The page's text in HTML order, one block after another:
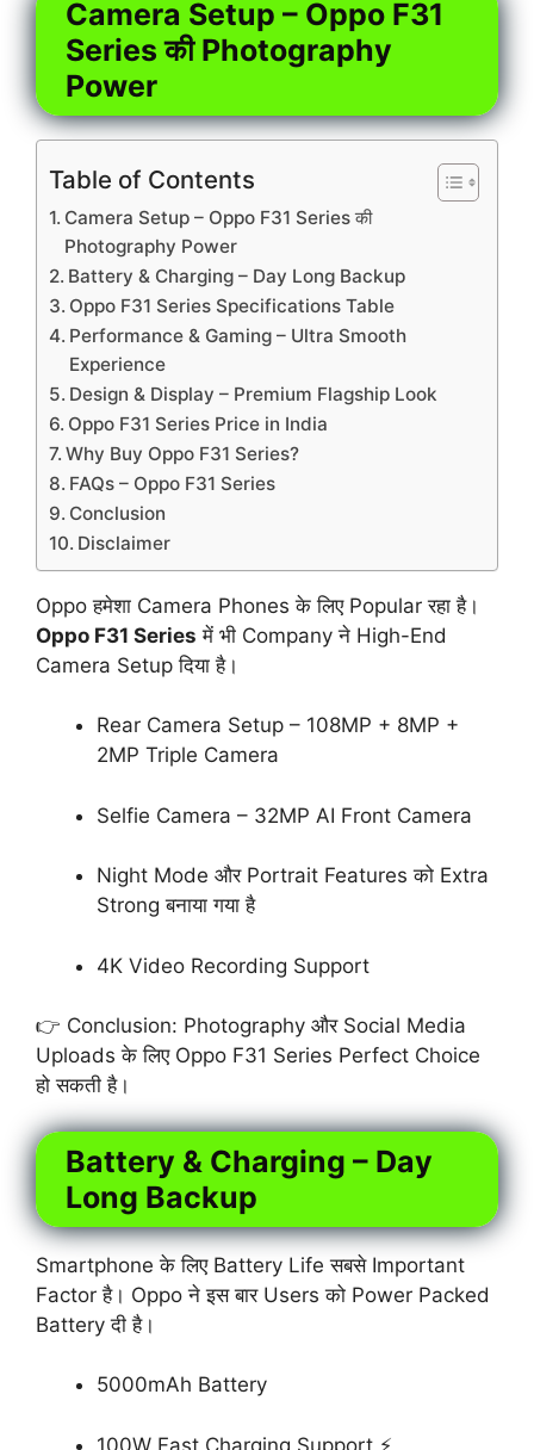
Camera Setup – Oppo F31
Series की Photography
Power
Table of Contents
Camera Setup – Oppo F31 Series की
Photography Power
Battery & Charging – Day Long Backup
Oppo F31 Series Specifications Table
Performance & Gaming – Ultra Smooth
Experience
Design & Display – Premium Flagship Look
Oppo F31 Series Price in India
Why Buy Oppo F31 Series?
FAQs – Oppo F31 Series
Conclusion
Disclaimer
Oppo हमेशा Camera Phones के लिए Popular रहा है।
Oppo F31 Series में भी Company ने High-End
Camera Setup दिया है।
Rear Camera Setup – 108MP + 8MP +
2MP Triple Camera
Selfie Camera – 32MP AI Front Camera
Night Mode और Portrait Features को Extra
Strong बनाया गया है
4K Video Recording Support
👉 Conclusion: Photography और Social Media
Uploads के लिए Oppo F31 Series Perfect Choice
हो सकती है।
Battery & Charging – Day
Long Backup
Smartphone के लिए Battery Life सबसे Important
Factor है। Oppo ने इस बार Users को Power Packed
Battery दी है।
5000mAh Battery
100W Fast Charging Support ⚡